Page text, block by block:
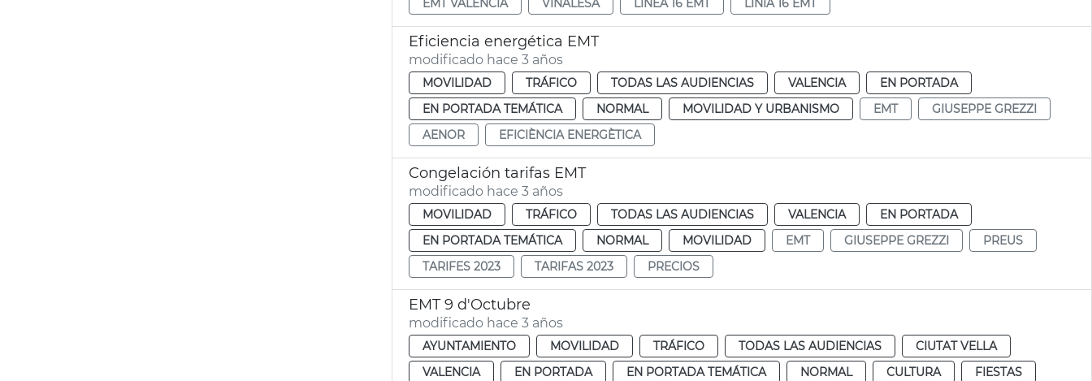
EMT VALÈNCIA
VINALESA LÍNEA 16 EMT LÍNIA 16 EMT
Eficiencia energética EMT
modificado hace 3 años
MOVILIDAD TRÁFICO TODAS LAS AUDIENCIAS VALENCIA
EN PORTADA
EN PORTADA TEMÁTICA
NORMAL MOVILIDAD Y URBANISMO EMT
GIUSEPPE GREZZI
AENOR
EFICIÈNCIA ENERGÈTICA
Congelación tarifas EMT
modificado hace 3 años
MOVILIDAD TRÁFICO TODAS LAS AUDIENCIAS VALENCIA
EN PORTADA
EN PORTADA TEMÁTICA
NORMAL MOVILIDAD EMT GIUSEPPE GREZZI
PREUS
TARIFES 2023
TARIFAS 2023 PRECIOS
EMT 9 d'Octubre
modificado hace 3 años
AYUNTAMIENTO MOVILIDAD TRÁFICO TODAS LAS AUDIENCIAS
CIUTAT VELLA
VALENCIA
EN PORTADA EN PORTADA TEMÁTICA NORMAL CULTURA FIESTAS